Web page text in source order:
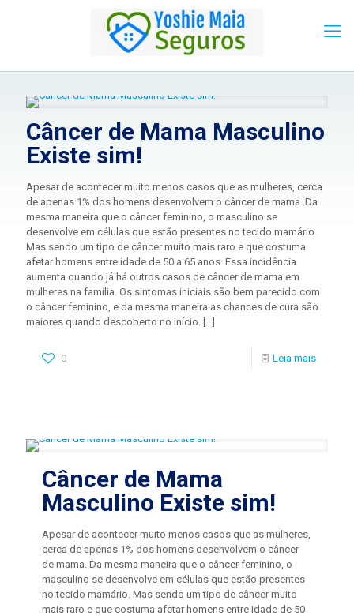
Câncer de Mama Masculino
Existe sim!
Apesar de acontecer muito menos casos que as mulheres, cerca
de apenas 1% dos homens desenvolvem o câncer de mama. Da
mesma maneira que o câncer feminino, o masculino se
desenvolve em células que estão presentes no tecido mamário.
Mas sendo um tipo de câncer muito mais raro e que costuma
afetar homens entre idade de 50 a 65 anos. Essa incidência
aumenta quando já há outros casos de câncer de mama em
mulheres na família. Os sintomas iniciais são bem parecido com
o câncer feminino, e da mesma maneira as chances de cura são
maiores quando descoberto no início. […]
0 Leia mais
Câncer de Mama
Masculino Existe sim!
Apesar de acontecer muito menos casos que as mulheres,
cerca de apenas 1% dos homens desenvolvem o câncer
de mama. Da mesma maneira que o câncer feminino, o
masculino se desenvolve em células que estão presentes
no tecido mamário. Mas sendo um tipo de câncer muito
mais raro e que costuma afetar homens entre idade de 50